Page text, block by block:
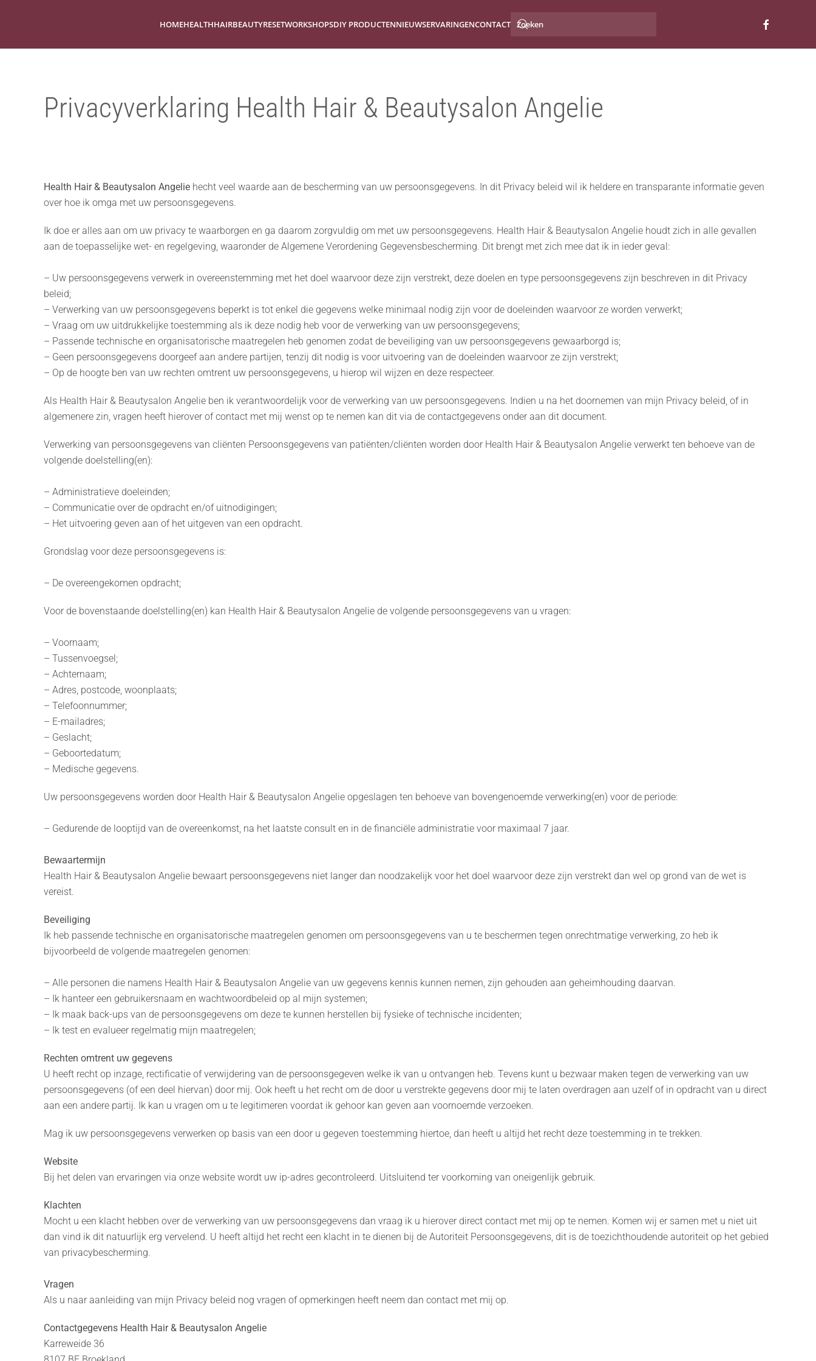
Overslaan en naar de inhoud gaan
HOMEHEALTHHAIRBEAUTYRESETWORKSHOPSDIY PRODUCTENNIEUWSERVARINGENCONTACT
Privacyverklaring Health Hair & Beautysalon Angelie
Health Hair & Beautysalon Angelie hecht veel waarde aan de bescherming van uw persoonsgegevens. In dit Privacy beleid wil ik heldere en transparante informatie geven
over hoe ik omga met uw persoonsgegevens.
Ik doe er alles aan om uw privacy te waarborgen en ga daarom zorgvuldig om met uw persoonsgegevens. Health Hair & Beautysalon Angelie houdt zich in alle gevallen
aan de toepasselijke wet- en regelgeving, waaronder de Algemene Verordening Gegevensbescherming. Dit brengt met zich mee dat ik in ieder geval:
– Uw persoonsgegevens verwerk in overeenstemming met het doel waarvoor deze zijn verstrekt, deze doelen en type persoonsgegevens zijn beschreven in dit Privacy
beleid;
– Verwerking van uw persoonsgegevens beperkt is tot enkel die gegevens welke minimaal nodig zijn voor de doeleinden waarvoor ze worden verwerkt;
– Vraag om uw uitdrukkelijke toestemming als ik deze nodig heb voor de verwerking van uw persoonsgegevens;
– Passende technische en organisatorische maatregelen heb genomen zodat de beveiliging van uw persoonsgegevens gewaarborgd is;
– Geen persoonsgegevens doorgeef aan andere partijen, tenzij dit nodig is voor uitvoering van de doeleinden waarvoor ze zijn verstrekt;
– Op de hoogte ben van uw rechten omtrent uw persoonsgegevens, u hierop wil wijzen en deze respecteer.
Als Health Hair & Beautysalon Angelie ben ik verantwoordelijk voor de verwerking van uw persoonsgegevens. Indien u na het doornemen van mijn Privacy beleid, of in
algemenere zin, vragen heeft hierover of contact met mij wenst op te nemen kan dit via de contactgegevens onder aan dit document.
Verwerking van persoonsgegevens van cliënten Persoonsgegevens van patiënten/cliënten worden door Health Hair & Beautysalon Angelie verwerkt ten behoeve van de
volgende doelstelling(en):
– Administratieve doeleinden;
– Communicatie over de opdracht en/of uitnodigingen;
– Het uitvoering geven aan of het uitgeven van een opdracht.
Grondslag voor deze persoonsgegevens is:
– De overeengekomen opdracht;
Voor de bovenstaande doelstelling(en) kan Health Hair & Beautysalon Angelie de volgende persoonsgegevens van u vragen:
– Voornaam;
– Tussenvoegsel;
– Achternaam;
– Adres, postcode, woonplaats;
– Telefoonnummer;
– E-mailadres;
– Geslacht;
– Geboortedatum;
– Medische gegevens.
Uw persoonsgegevens worden door Health Hair & Beautysalon Angelie opgeslagen ten behoeve van bovengenoemde verwerking(en) voor de periode:
– Gedurende de looptijd van de overeenkomst, na het laatste consult en in de financiële administratie voor maximaal 7 jaar.
Bewaartermijn
Health Hair & Beautysalon Angelie bewaart persoonsgegevens niet langer dan noodzakelijk voor het doel waarvoor deze zijn verstrekt dan wel op grond van de wet is
vereist.
Beveiliging
Ik heb passende technische en organisatorische maatregelen genomen om persoonsgegevens van u te beschermen tegen onrechtmatige verwerking, zo heb ik
bijvoorbeeld de volgende maatregelen genomen:
– Alle personen die namens Health Hair & Beautysalon Angelie van uw gegevens kennis kunnen nemen, zijn gehouden aan geheimhouding daarvan.
– Ik hanteer een gebruikersnaam en wachtwoordbeleid op al mijn systemen;
– Ik maak back-ups van de persoonsgegevens om deze te kunnen herstellen bij fysieke of technische incidenten;
– Ik test en evalueer regelmatig mijn maatregelen;
Rechten omtrent uw gegevens
U heeft recht op inzage, rectificatie of verwijdering van de persoonsgegeven welke ik van u ontvangen heb. Tevens kunt u bezwaar maken tegen de verwerking van uw
persoonsgegevens (of een deel hiervan) door mij. Ook heeft u het recht om de door u verstrekte gegevens door mij te laten overdragen aan uzelf of in opdracht van u direct
aan een andere partij. Ik kan u vragen om u te legitimeren voordat ik gehoor kan geven aan voornoemde verzoeken.
Mag ik uw persoonsgegevens verwerken op basis van een door u gegeven toestemming hiertoe, dan heeft u altijd het recht deze toestemming in te trekken.
Website
Bij het delen van ervaringen via onze website wordt uw ip-adres gecontroleerd. Uitsluitend ter voorkoming van oneigenlijk gebruik.
Klachten
Mocht u een klacht hebben over de verwerking van uw persoonsgegevens dan vraag ik u hierover direct contact met mij op te nemen. Komen wij er samen met u niet uit
dan vind ik dit natuurlijk erg vervelend. U heeft altijd het recht een klacht in te dienen bij de Autoriteit Persoonsgegevens, dit is de toezichthoudende autoriteit op het gebied
van privacybescherming.
Vragen
Als u naar aanleiding van mijn Privacy beleid nog vragen of opmerkingen heeft neem dan contact met mij op.
Contactgegevens Health Hair & Beautysalon Angelie
Karreweide 36